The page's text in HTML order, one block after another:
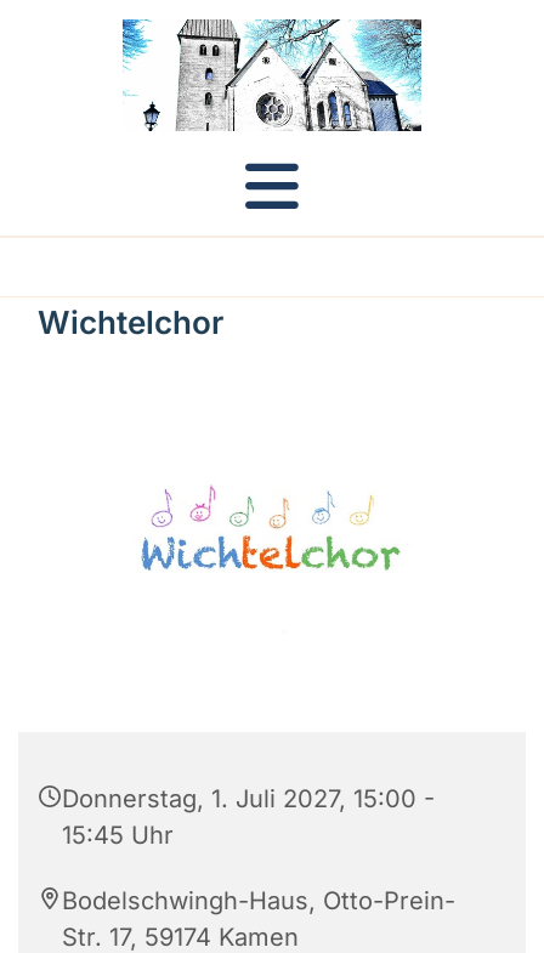
Wichtelchor
Donnerstag, 1. Juli 2027, 15:00 -
15:45 Uhr
Bodelschwingh-Haus, Otto-Prein-
Str. 17, 59174 Kamen